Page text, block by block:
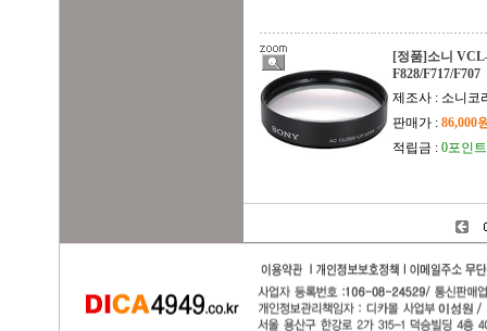
[정품]소니
F828/F717/F707
제조사 : 소니코
판매가 : 86,000
적립금 : 0포인트